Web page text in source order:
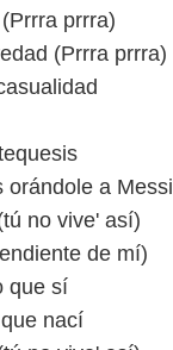
prrra)
(Prrra prrra)
orándole a Messi
no vive' así)
de mí)
que sí
nací